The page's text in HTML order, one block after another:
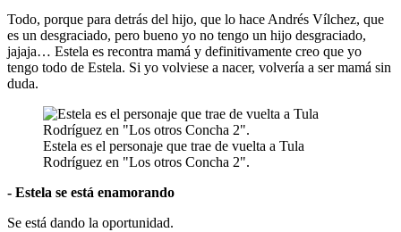
Todo, porque para detrás del hijo, que lo hace Andrés Vílchez, que
es un desgraciado, pero bueno yo no tengo un hijo desgraciado,
jajaja… Estela es recontra mamá y definitivamente creo que yo
tengo todo de Estela. Si yo volviese a nacer, volvería a ser mamá sin
duda.
Estela es el personaje que trae de vuelta a Tula
Rodríguez en "Los otros Concha 2".
- Estela se está enamorando
Se está dando la oportunidad.